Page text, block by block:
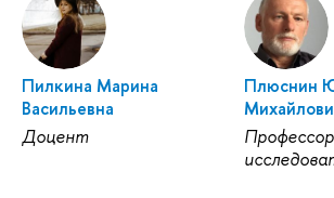
Пилкина Марина
Васильевна
Доцент
Плюснин